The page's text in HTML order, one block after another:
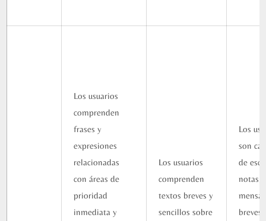
Los usuarios
comprenden
frases y
expresiones
relacionadas
con áreas de
prioridad
inmediata y
Los usuarios
comprenden
textos breves y
sencillos sobre
Los
son
de
notas,
breves